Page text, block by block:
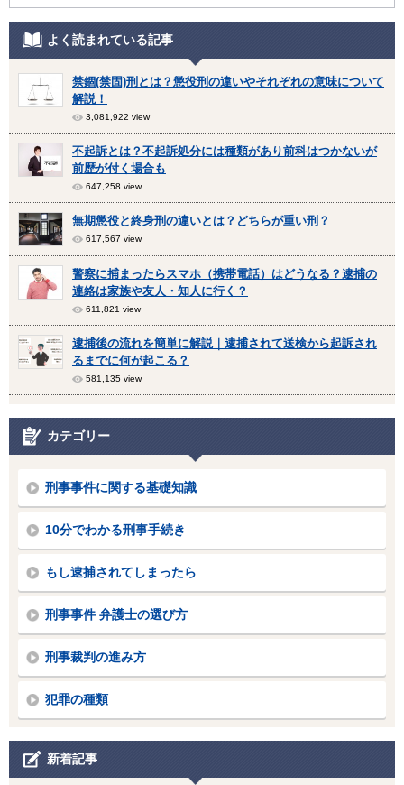
よく読まれている記事
禁錮(禁固)刑とは？懲役刑の違いやそれぞれの意味について
解説！
3,081,922 view
不起訴とは？不起訴処分には種類があり前科はつかないが
前歴が付く場合も
647,258 view
無期懲役と終身刑の違いとは？どちらが重い刑？
617,567 view
警察に捕まったらスマホ（携帯電話）はどうなる？逮捕の
連絡は家族や友人・知人に行く？
611,821 view
逮捕後の流れを簡単に解説｜逮捕されて送検から起訴され
るまでに何が起こる？
581,135 view
カテゴリー
刑事事件に関する基礎知識
10分でわかる刑事手続き
もし逮捕されてしまったら
刑事事件 弁護士の選び方
刑事裁判の進み方
犯罪の種類
新着記事